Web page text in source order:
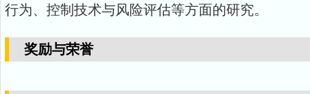
行为、控制技术与风险评估等方面的研究。
奖励与荣誉